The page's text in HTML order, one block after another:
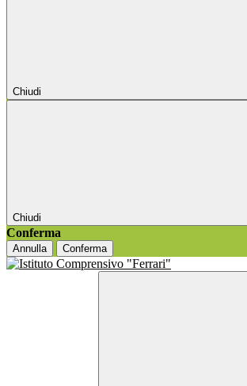
Chiudi
Chiudi
Conferma
Annulla Conferma